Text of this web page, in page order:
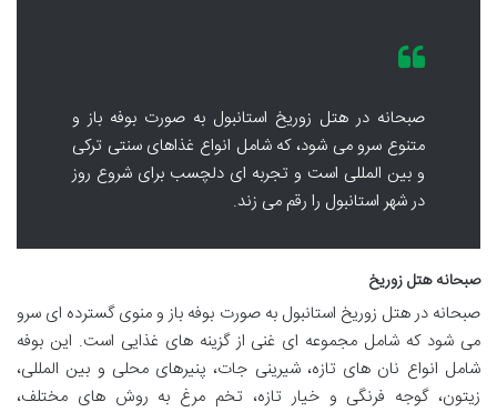
صبحانه در هتل زوریخ استانبول به صورت بوفه باز و
متنوع سرو می شود، که شامل انواع غذاهای سنتی ترکی
و بین المللی است و تجربه ای دلچسب برای شروع روز
در شهر استانبول را رقم می زند.
صبحانه هتل زوریخ
صبحانه در هتل زوریخ استانبول به صورت بوفه باز و منوی گسترده ای سرو
می شود که شامل مجموعه ای غنی از گزینه های غذایی است. این بوفه
شامل انواع نان های تازه، شیرینی جات، پنیرهای محلی و بین المللی،
زیتون، گوجه فرنگی و خیار تازه، تخم مرغ به روش های مختلف،